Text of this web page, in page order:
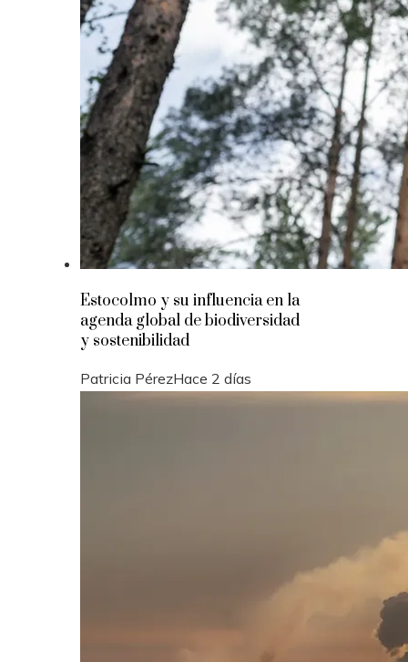
Estocolmo y su influencia en la
agenda global de biodiversidad
y sostenibilidad
Patricia PérezHace 2 días